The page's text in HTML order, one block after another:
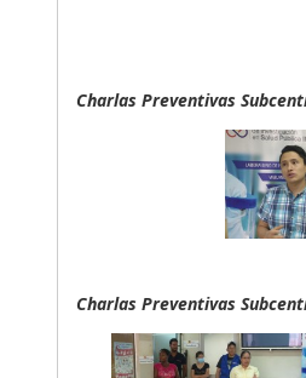
Charlas Preventivas
Charlas Preventivas